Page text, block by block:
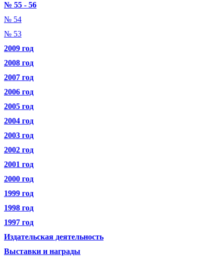
№ 55 - 56
№ 54
№ 53
2009 год
2008 год
2007 год
2006 год
2005 год
2004 год
2003 год
2002 год
2001 год
2000 год
1999 год
1998 год
1997 год
Издательская деятельность
Выставки и награды